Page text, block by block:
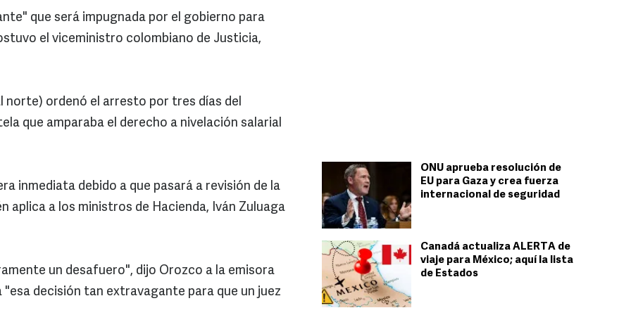
ONU aprueba resolución de
EU para Gaza y crea fuerza
internacional de seguridad
Canadá actualiza ALERTA de
viaje para México; aquí la lista
de Estados
que será impugnada por el gobierno para
el viceministro colombiano de Justicia,
norte) ordenó el arresto por tres días del
que amparaba el derecho a nivelación salarial
inmediata debido a que pasará a revisión de la
aplica a los ministros de Hacienda, Iván Zuluaga
un desafuero", dijo Orozco a la emisora
decisión tan extravagante para que un juez